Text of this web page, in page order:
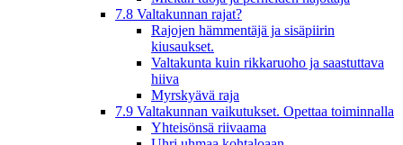
7.8 Valtakunnan rajat?
Rajojen hämmentäjä ja sisäpiirin
kiusaukset.
Valtakunta kuin rikkaruoho ja saastuttava
hiiva
Myrskyävä raja
7.9 Valtakunnan vaikutukset. Opettaa toiminnalla
Yhteisönsä riivaama